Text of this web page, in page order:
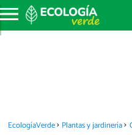
EcologíaVerde Plantas y jardinería